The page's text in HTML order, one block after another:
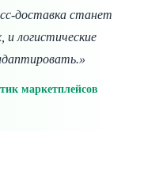
доставка станет
и логистические
маркетплейсов